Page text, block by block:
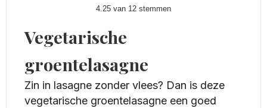
4.25 van 12 stemmen
Vegetarische
groentelasagne
Zin in lasagne zonder vlees? Dan is deze
vegetarische groentelasagne een goed